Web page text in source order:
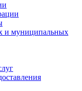
и муниципальных